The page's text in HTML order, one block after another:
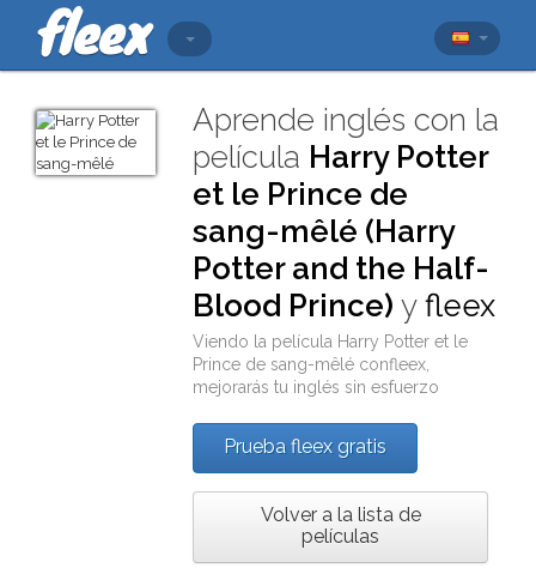
Aprende inglés con la
película Harry Potter
et le Prince de
sang-mêlé (Harry
Potter and the Half-
Blood Prince) yfleex
Viendo la película Harry Potter et le
Prince de sang-mêlé confleex
mejorarás tu inglés sin esfuerzo
Prueba fleex gratis
Volver a la lista de
películas